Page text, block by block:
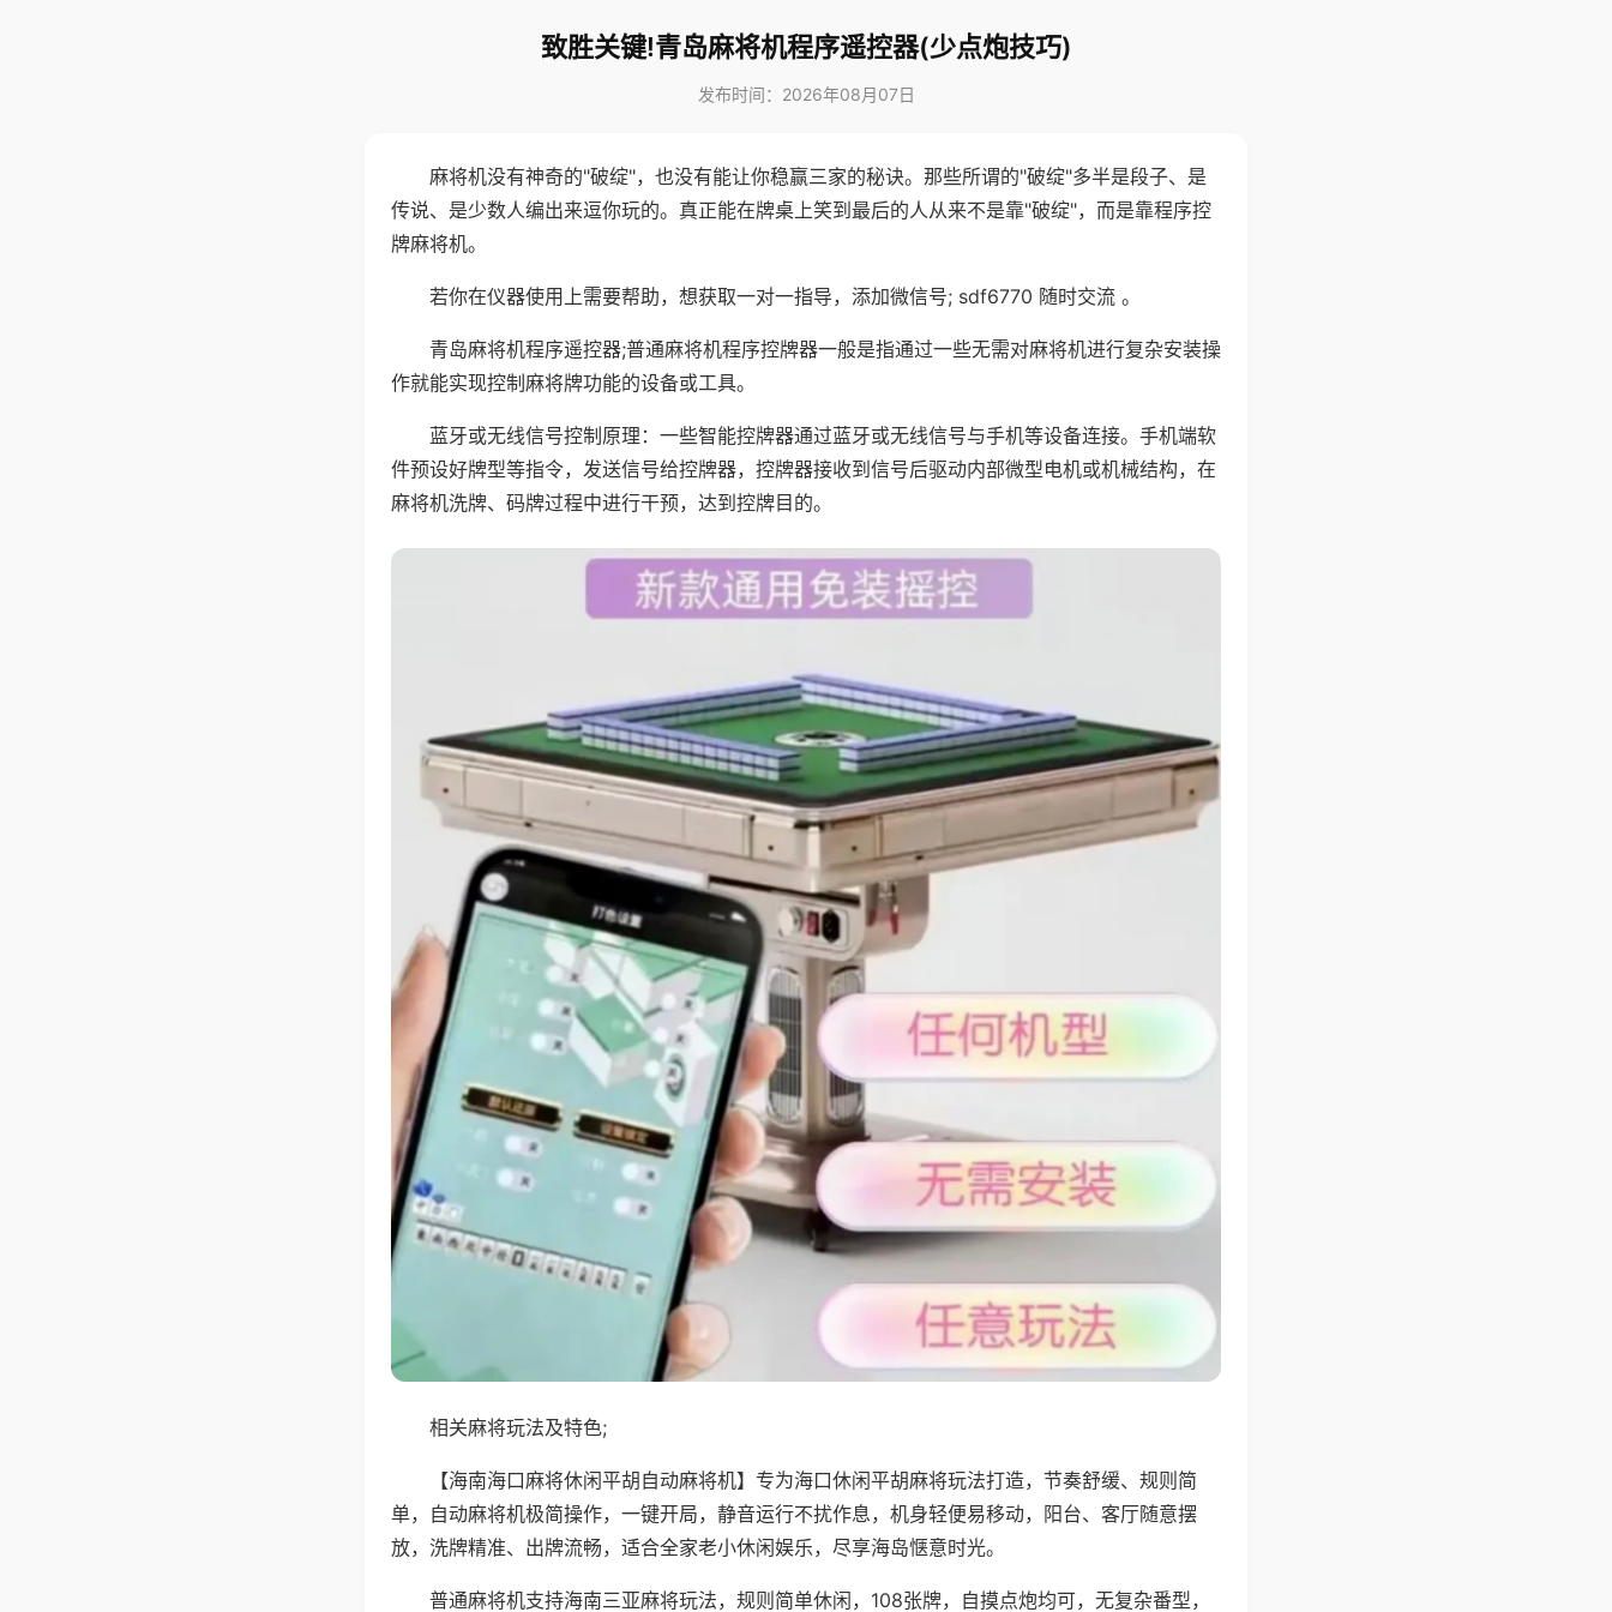
致胜关键!青岛麻将机程序遥控器(少点炮技巧)
发布时间：2026年08月07日
麻将机没有神奇的"破绽"，也没有能让你稳赢三家的秘诀。那些所谓的"破绽"多半是段子、是
传说、是少数人编出来逗你玩的。真正能在牌桌上笑到最后的人从来不是靠"破绽"，而是靠程序控
牌麻将机。
若你在仪器使用上需要帮助，想获取一对一指导，添加微信号; sdf6770 随时交流 。
青岛麻将机程序遥控器;普通麻将机程序控牌器一般是指通过一些无需对麻将机进行复杂安装操
作就能实现控制麻将牌功能的设备或工具。
蓝牙或无线信号控制原理：一些智能控牌器通过蓝牙或无线信号与手机等设备连接。手机端软
件预设好牌型等指令，发送信号给控牌器，控牌器接收到信号后驱动内部微型电机或机械结构，在
麻将机洗牌、码牌过程中进行干预，达到控牌目的。
相关麻将玩法及特色;
【海南海口麻将休闲平胡自动麻将机】专为海口休闲平胡麻将玩法打造，节奏舒缓、规则简
单，自动麻将机极简操作，一键开局，静音运行不扰作息，机身轻便易移动，阳台、客厅随意摆
放，洗牌精准、出牌流畅，适合全家老小休闲娱乐，尽享海岛惬意时光。
普通麻将机支持海南三亚麻将玩法，规则简单休闲，108张牌，自摸点炮均可，无复杂番型，